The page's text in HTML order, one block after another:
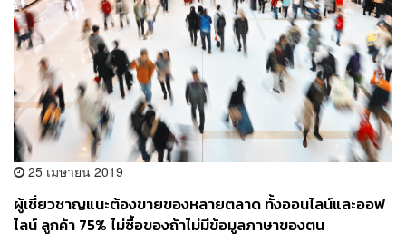
25 เมษายน 2019
ผู้เชี่ยวชาญแนะต้องขายของหลายตลาด ทั้งออนไลน์และออฟ
ไลน์ ลูกค้า 75% ไม่ซื้อของถ้าไม่มีข้อมูลภาษาของตน